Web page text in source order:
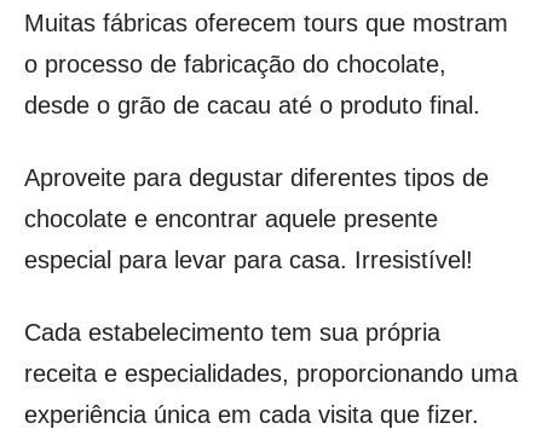
Muitas fábricas oferecem tours que mostram
o processo de fabricação do chocolate,
desde o grão de cacau até o produto final.
Aproveite para degustar diferentes tipos de
chocolate e encontrar aquele presente
especial para levar para casa. Irresistível!
Cada estabelecimento tem sua própria
receita e especialidades, proporcionando uma
experiência única em cada visita que fizer.